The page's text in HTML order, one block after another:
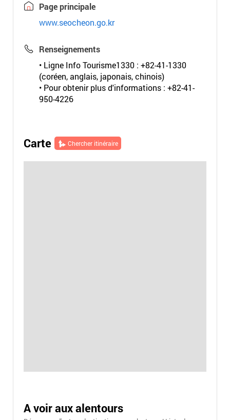
Page principale
www.seocheon.go.kr
Renseignements
• Ligne Info Tourisme1330 : +82-41-1330
(coréen, anglais, japonais, chinois)
• Pour obtenir plus d'informations : +82-41-
950-4226
Carte Chercher itinéraire
A voir aux alentours